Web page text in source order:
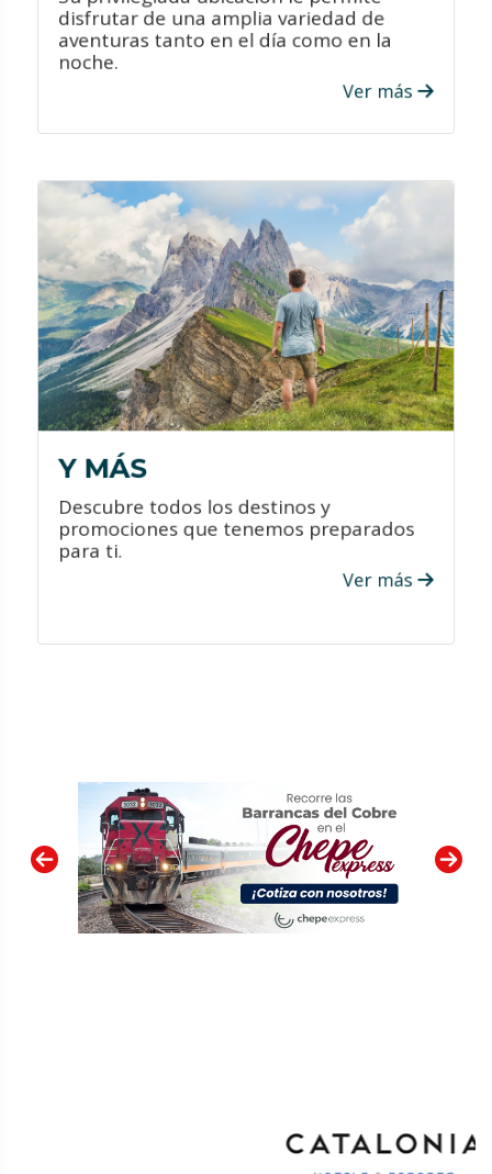
disfrutar de una amplia variedad de
aventuras tanto en el día como en la
noche.
Ver más
VER PROMOCIONES
Y MÁS
Descubre todos los destinos y
promociones que tenemos preparados
para ti.
Ver más
¡ATRÉVETE!
Le ofrecemos los mejores hoteles al
mejor precio para que su estadía sea
única.
Aprovecha las increíbles ofertas y
promociones que le ofrecemos
durante todo el año.
Contamos con personal altamente
capacitado para brindarle el mejor
servicio y ayudarle a elegir el viaje a su